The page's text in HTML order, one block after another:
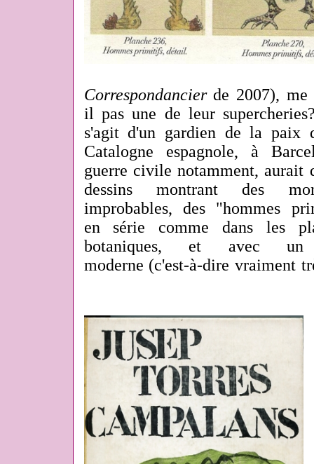
Correspondancierde 2007), me
il pas une de leur
s'agit d'un gardien de la paix
Catalogne espagnole, à
guerre civile notamment, aurait
dessins montrant des
improbables, des "hommes
en série comme dans les
botaniques, et avec un
moderne (c'est-à-dire vraiment